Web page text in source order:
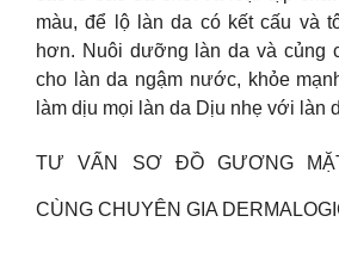
màu, để lộ làn da có kết cấu và
hơn. Nuôi dưỡng làn da và củng
cho làn da ngậm nước, khỏe
làm dịu mọi làn da Dịu nhẹ với làn
TƯ VẤN SƠ ĐỒ GƯƠNG
CÙNG CHUYÊN GIA